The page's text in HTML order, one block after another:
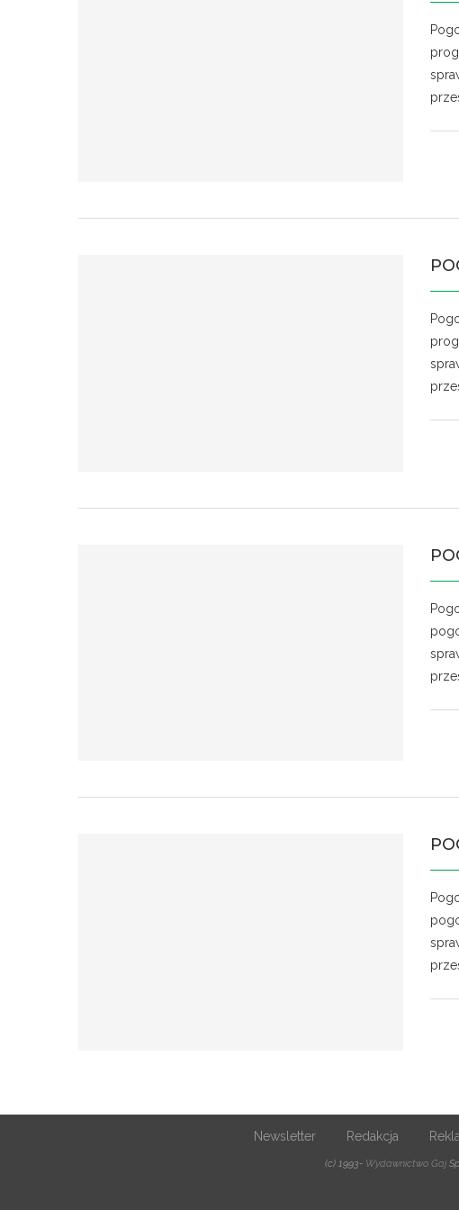
Newsletter Redakcja
(c) 1993- Wydawnictwo Gaj